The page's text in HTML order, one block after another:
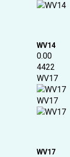
WV14
0.00
4422
WV17
WV17
WV17